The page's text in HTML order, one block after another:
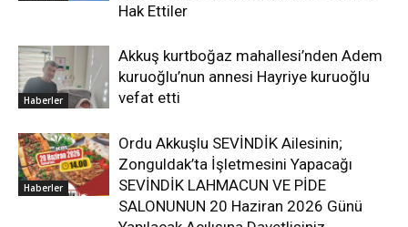
Hak Ettiler
Haberler
Akkuş kurtboğaz mahallesi’nden Adem
kuruoğlu’nun annesi Hayriye kuruoğlu
vefat etti
Haberler
Ordu Akkuşlu SEVİNDİK Ailesinin;
Zonguldak’ta İşletmesini Yapacağı
SEVİNDİK LAHMACUN VE PİDE
SALONUNUN 20 Haziran 2026 Günü